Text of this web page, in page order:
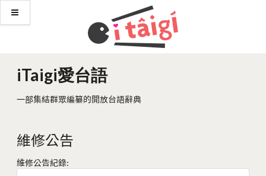
iTaigi愛台語
一部集結群眾編纂的開放台語辭典
維修公告
維修公告紀錄: